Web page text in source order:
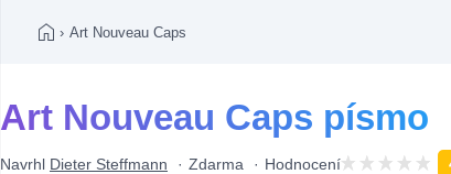
› Art Nouveau Caps
Art Nouveau Caps písmo
Navrhl Dieter Steffmann Zdarma Hodnocení